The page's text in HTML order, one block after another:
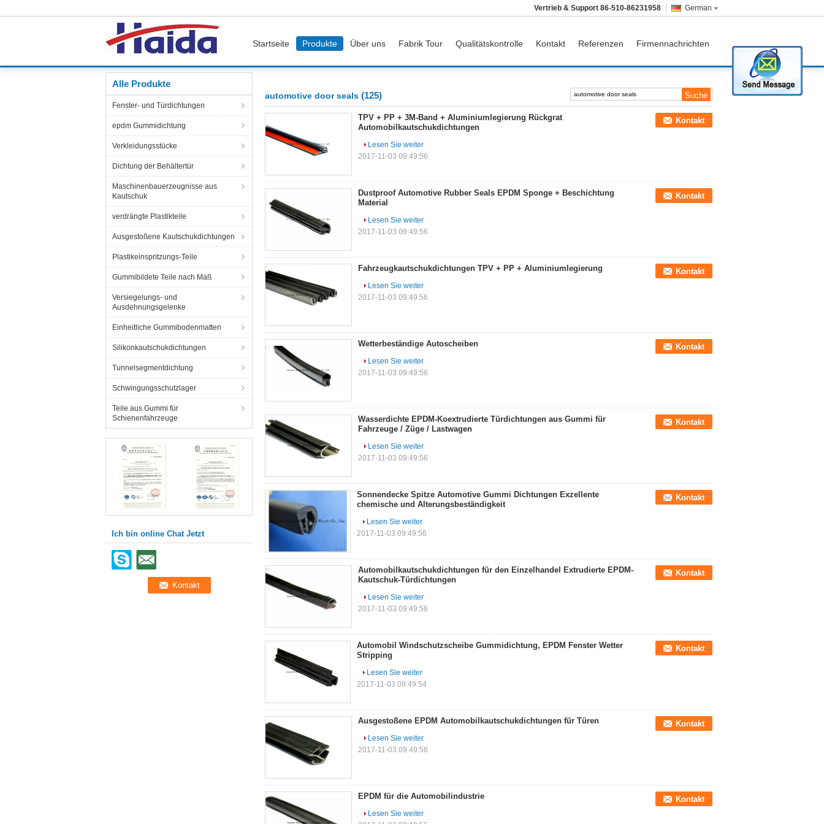
German
Vertrieb & Support 86-510-86231958
Startseite Produkte Über uns Fabrik Tour Qualitätskontrolle Kontakt Referenzen Firmennachrichten
Alle Produkte
Fenster- und Türdichtungen
epdm Gummidichtung
Verkleidungsstücke
Dichtung der Behältertür
Maschinenbauerzeugnisse aus
Kautschuk
verdrängte Plastikteile
Ausgestoßene Kautschukdichtungen
Plastikeinspritzungs-Teile
Gummibildete Teile nach Maß
Versiegelungs- und
Ausdehnungsgelenke
Einheitliche Gummibodenmatten
Silikonkautschukdichtungen
Tunnelsegmentdichtung
Schwingungsschutzlager
Teile aus Gummi für
Schienenfahrzeuge
Ich bin online Chat Jetzt
automotive door seals (125)
TPV + PP + 3M-Band + Aluminiumlegierung Rückgrat
Automobilkautschukdichtungen
Kontakt
Lesen Sie weiter
2017-11-03 09:49:56
Dustproof Automotive Rubber Seals EPDM Sponge + Beschichtung
Material
Kontakt
Lesen Sie weiter
2017-11-03 09:49:56
Fahrzeugkautschukdichtungen TPV + PP + Aluminiumlegierung Kontakt
Lesen Sie weiter
2017-11-03 09:49:56
Wetterbeständige Autoscheiben Kontakt
Lesen Sie weiter
2017-11-03 09:49:56
Wasserdichte EPDM-Koextrudierte Türdichtungen aus Gummi für
Fahrzeuge / Züge / Lastwagen
Kontakt
Lesen Sie weiter
2017-11-03 09:49:56
Sonnendecke Spitze Automotive Gummi Dichtungen Exzellente
chemische und Alterungsbeständigkeit
Kontakt
Lesen Sie weiter
2017-11-03 09:49:56
Automobilkautschukdichtungen für den Einzelhandel Extrudierte EPDM-
Kautschuk-Türdichtungen
Kontakt
Lesen Sie weiter
2017-11-03 09:49:56
Automobil Windschutzscheibe Gummidichtung, EPDM Fenster Wetter
Stripping
Kontakt
Lesen Sie weiter
2017-11-03 09:49:54
Ausgestoßene EPDM Automobilkautschukdichtungen für Türen Kontakt
Lesen Sie weiter
2017-11-03 09:49:56
EPDM für die Automobilindustrie Kontakt
Lesen Sie weiter